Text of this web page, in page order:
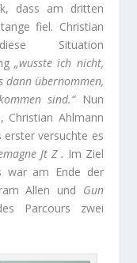
dass am dritten
fiel. Christian
Situation
„wusste ich nicht,
dann übernommen,
sind.“ Nun
Christian Ahlmann
erster versuchte es
Jt Z . Im Ziel
war am Ende der
Allen und Gun
Parcours zwei